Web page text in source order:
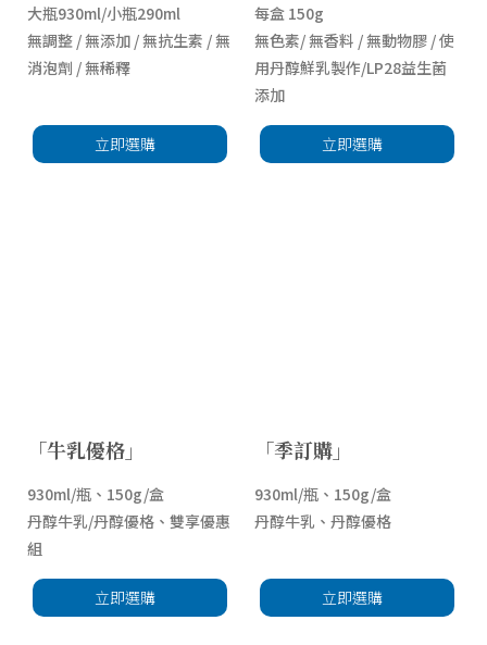
大瓶930ml/小瓶290ml
無調整 / 無添加 / 無抗生素 / 無
消泡劑 / 無稀釋
立即選購
每盒 150g
無色素/ 無香料 / 無動物膠 / 使
用丹醇鮮乳製作/LP28益生菌
添加
立即選購
「牛乳優格」
930ml/瓶、150g/盒
丹醇牛乳/丹醇優格、雙享優惠
組
立即選購
「季訂購」
930ml/瓶、150g/盒
丹醇牛乳、丹醇優格
立即選購